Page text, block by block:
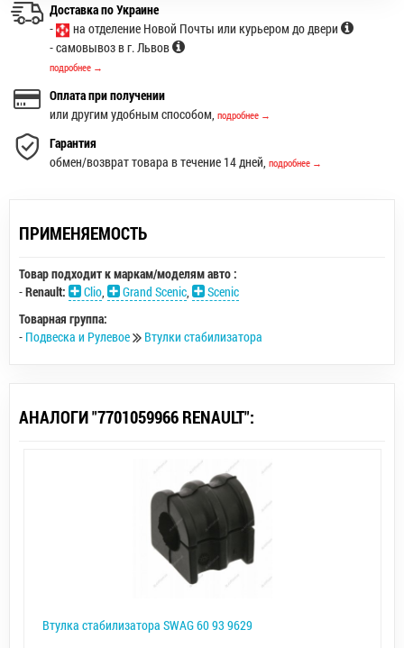
Доставка по Украине
-
на отделение Новой Почты или курьером до двери
- самовывоз в г. Львов
подробнее →
Оплата при получении
или другим удобным способом, подробнее →
Гарантия
обмен/возврат товара в течение 14 дней, подробнее →
ПРИМЕНЯЕМОСТЬ
Товар подходит к маркам/моделям авто :
-Renault: Clio, Grand Scenic,
Scenic
Товарная группа:
- Подвеска и Рулевое Втулки стабилизатора
АНАЛОГИ "7701059966 RENAULT":
Втулка стабилизатора SWAG 60 93 9629